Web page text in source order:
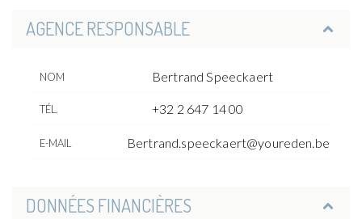
AGENCE RESPONSABLE
NOM Bertrand Speeckaert
TÉL. +32 2 647 14 00
E-MAIL Bertrand.speeckaert@youreden.be
DONNÉES FINANCIÈRES